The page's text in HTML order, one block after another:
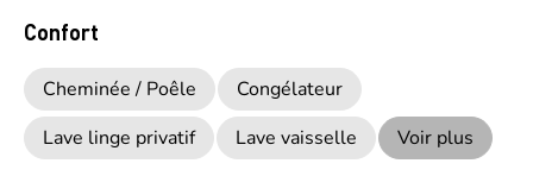
Confort
Cheminée / Poêle
Congélateur
Lave linge privatif
Lave vaisselle Voir plus